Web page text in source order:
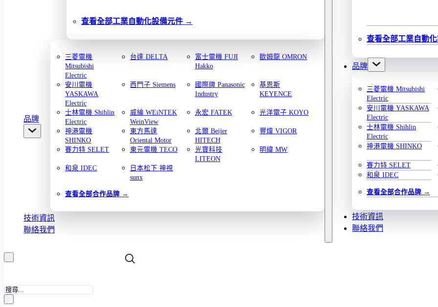
查看全部工業自動化設備元件
品牌
三菱電機
Mitsubishi
Electric
台達 DELTA
富士電機 FUJI
Hakko
歐姆龍 OMRON
安川電機
YASKAWA
Electric
西門子 Siemens
國際牌 Panasonic
Industry
基恩斯
KEYENCE
士林電機 Shihlin
Electric
威綸 WEiNTEK
WeinView
永宏 FATEK 光洋電子 KOYO
神港電機
SHINKO
東方馬達
Oriental Motor
北爾 Beijer
HITECH
豐煒 VIGOR
賽力特 SELET 東元電機 TECO
光寶科技
LITEON
明緯 MW
和泉 IDEC
日本松下 神視
sunx
查看全部合作品牌
技術資訊
聯絡我們
查看全部工業自動
品牌
三菱電機 Mitsubishi
Electric
安川電機 YASKAWA
Electric
士林電機 Shihlin
Electric
神港電機 SHINKO
賽力特 SELET
和泉 IDEC
查看全部合作品牌
技術資訊
聯絡我們
搜
×